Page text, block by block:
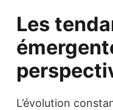
Les
L’évolution